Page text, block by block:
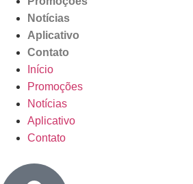
Notícias
Aplicativo
Contato
Início
Promoções
Notícias
Aplicativo
Contato